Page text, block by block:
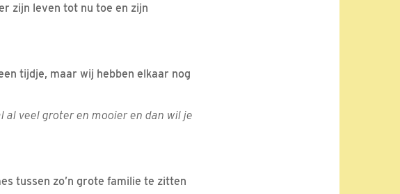
zijn leven tot nu toe en zijn
tijdje, maar wij hebben elkaar nog
al veel groter en mooier en dan wil je
tussen zo’n grote familie te zitten